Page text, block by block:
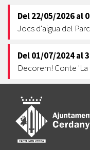
Del22/05/2026al
Jocs d'aigua del
Del01/07/2024al
Decorem! Conte